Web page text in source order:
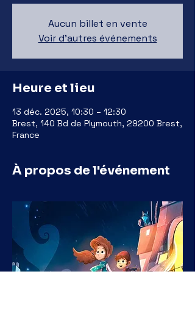
Aucun billet en vente
Voir d'autres événements
Heure et lieu
13 déc. 2025, 10:30 – 12:30
Brest, 140 Bd de Plymouth, 29200 Brest,
France
À propos de l'événement